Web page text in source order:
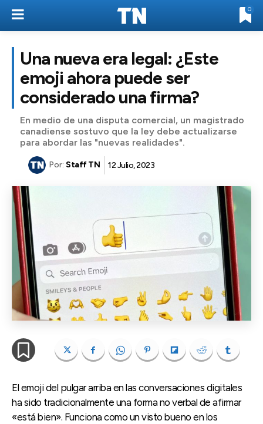
0
Una nueva era legal: ¿Este
emoji ahora puede ser
considerado una firma?
En medio de una disputa comercial, un magistrado
canadiense sostuvo que la ley debe actualizarse
para abordar las "nuevas realidades".
Por: Staff TN 12 Julio, 2023
El emoji del pulgar arriba en las conversaciones digitales
ha sido tradicionalmente una forma no verbal de afirmar
«está bien». Funciona como un visto bueno en los